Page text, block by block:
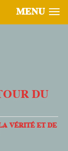
MENU
DU
VÉRITÉ ET DE